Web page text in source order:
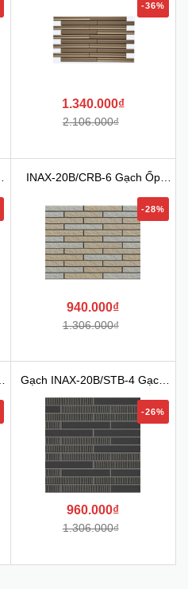
-36%
1.340.000₫
2.106.000₫
INAX-20B/CRB-6 Gạch Ốp
-28%
940.000₫
1.306.000₫
Gạch INAX-20B/STB-4 Gạch
-26%
960.000₫
1.306.000₫